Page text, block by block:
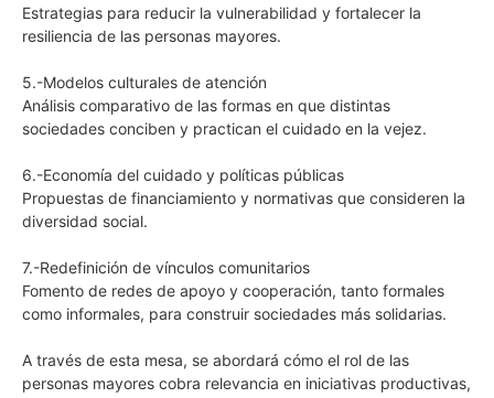
Estrategias para reducir la vulnerabilidad y fortalecer la
resiliencia de las personas mayores.
5.-Modelos culturales de atención
Análisis comparativo de las formas en que distintas
sociedades conciben y practican el cuidado en la vejez.
6.-Economía del cuidado y políticas públicas
Propuestas de financiamiento y normativas que consideren la
diversidad social.
7.-Redefinición de vínculos comunitarios
Fomento de redes de apoyo y cooperación, tanto formales
como informales, para construir sociedades más solidarias.
A través de esta mesa, se abordará cómo el rol de las
personas mayores cobra relevancia en iniciativas productivas,